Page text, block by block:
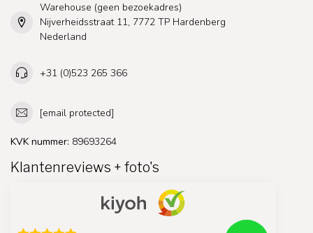
Warehouse (geen bezoekadres)
Nijverheidsstraat 11, 7772 TP Hardenberg
Nederland
+31 (0)523 265 366
[email protected]
KVK nummer: 89693264
Klantenreviews + foto's